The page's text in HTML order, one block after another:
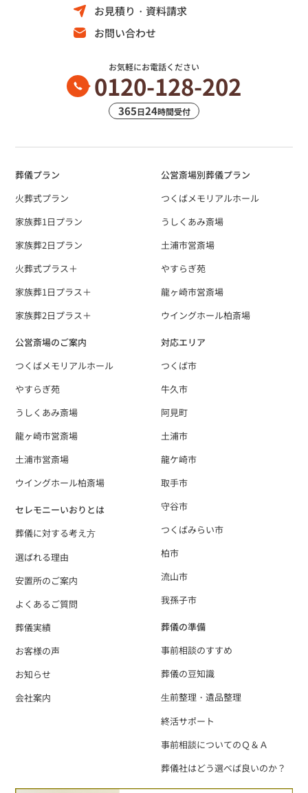
お見積り・資料請求
お問い合わせ
お気軽にお電話ください
0120-128-202
365日24時間受付
葬儀プラン
火葬式プラン
家族葬1日プラン
家族葬2日プラン
火葬式プラス＋
家族葬1日プラス＋
家族葬2日プラス＋
公営斎場別葬儀プラン
つくばメモリアルホール
うしくあみ斎場
土浦市営斎場
やすらぎ苑
龍ヶ崎市営斎場
ウイングホール柏斎場
公営斎場のご案内
つくばメモリアルホール
やすらぎ苑
うしくあみ斎場
龍ヶ崎市営斎場
土浦市営斎場
ウイングホール柏斎場
対応エリア
つくば市
牛久市
阿見町
土浦市
龍ケ崎市
取手市
守谷市
つくばみらい市
柏市
流山市
我孫子市
セレモニーいおりとは
葬儀に対する考え⽅
選ばれる理由
安置所のご案内
よくあるご質問
葬儀実績
お客様の声
お知らせ
会社案内
葬儀の準備
事前相談のすすめ
葬儀の豆知識
⽣前整理・遺品整理
終活サポート
事前相談についてのＱ＆Ａ
葬儀社はどう選べば良いのか？